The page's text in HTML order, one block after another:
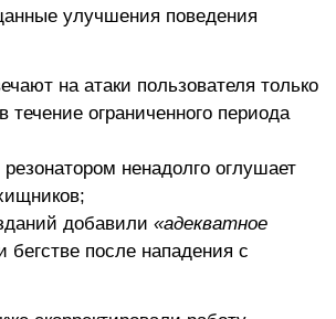
улучшения поведения
на атаки пользователя только
ограниченного периода
ненадолго оглушает
добавили «адекватное
бегстве после нападения с